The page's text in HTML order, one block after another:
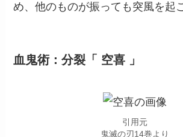
め、他のものが振っても突風を起
血鬼術：分裂「 空喜 」
引用元
鬼滅の刃14巻より